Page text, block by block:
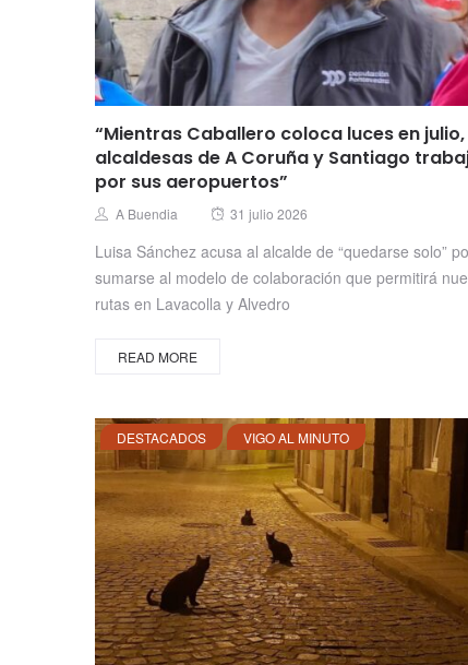
“Mientras Caballero coloca luces en
alcaldesas de A Coruña y Santiago
por sus aeropuertos”
Author
A Buendia
Posted
31 julio 2026
Luisa Sánchez acusa al alcalde de “quedarse solo”
sumarse al modelo de colaboración que permitirá
rutas en Lavacolla y Alvedro
READ MORE
DESTACADOS VIGO AL MINUTO